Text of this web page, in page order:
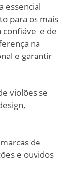
essencial
para os mais
e de
na
e garantir
violões se
de
e ouvidos